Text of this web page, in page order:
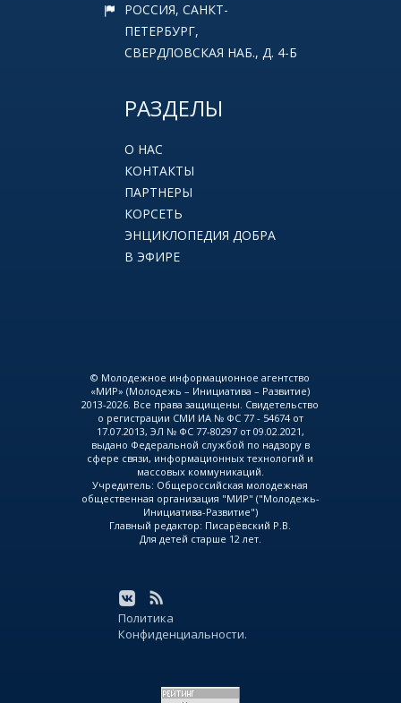
РОССИЯ, САНКТ-
ПЕТЕРБУРГ,
СВЕРДЛОВСКАЯ НАБ., Д. 4-Б
РАЗДЕЛЫ
О НАС
КОНТАКТЫ
ПАРТНЕРЫ
КОРСЕТЬ
ЭНЦИКЛОПЕДИЯ ДОБРА
В ЭФИРЕ
© Молодежное информационное агентство
«МИР» (Молодежь – Инициатива – Развитие)
2013-2026. Все права защищены. Свидетельство
о регистрации СМИ ИА № ФС 77 - 54674 от
17.07.2013, ЭЛ № ФС 77-80297 от 09.02.2021,
выдано Федеральной службой по надзору в
сфере связи, информационных технологий и
массовых коммуникаций.
Учредитель: Общероссийская молодежная
общественная организация "МИР" ("Молодежь-
Инициатива-Развитие")
Главный редактор: Писарёвский Р.В.
Для детей старше 12 лет.
Политика
Конфиденциальности.